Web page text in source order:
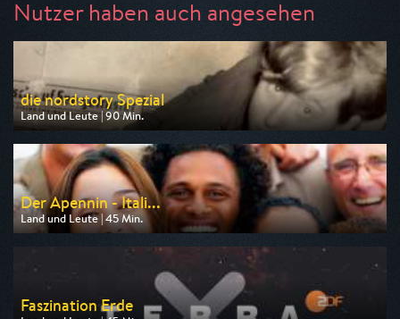
Nutzer haben auch angesehen
die nordstory Spezial
Land und Leute | 90 Min.
Ausgestrahlt von NDR
am 09.08.2026, 20:15
Der Apennin - Itali...
Land und Leute | 45 Min.
Ausgestrahlt von SWR
am 09.08.2026, 20:15
Faszination Erde